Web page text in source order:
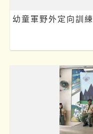
幼童軍野外定向訓練